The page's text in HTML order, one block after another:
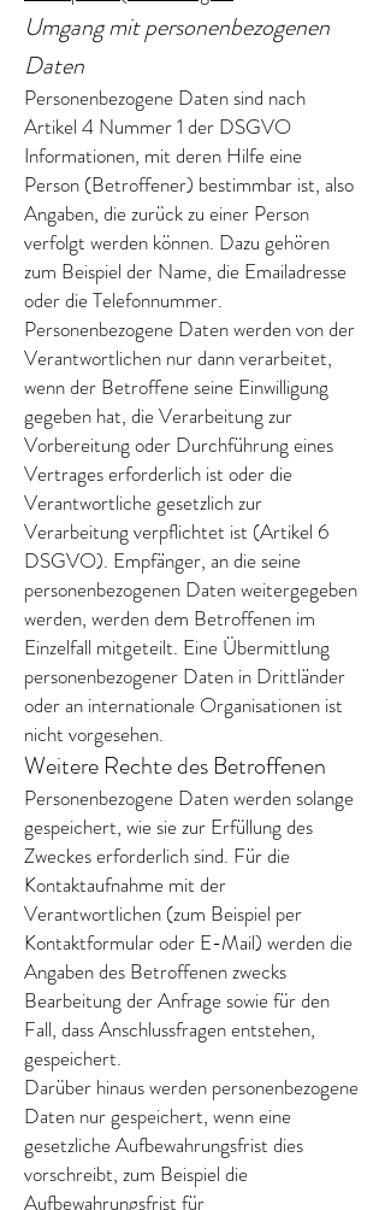
Umgang mit personenbezogenen
Daten
Personenbezogene Daten sind nach
Artikel 4 Nummer 1 der DSGVO
Informationen, mit deren Hilfe eine
Person (Betroffener) bestimmbar ist, also
Angaben, die zurück zu einer Person
verfolgt werden können. Dazu gehören
zum Beispiel der Name, die Emailadresse
oder die Telefonnummer.
Personenbezogene Daten werden von der
Verantwortlichen nur dann verarbeitet,
wenn der Betroffene seine Einwilligung
gegeben hat, die Verarbeitung zur
Vorbereitung oder Durchführung eines
Vertrages erforderlich ist oder die
Verantwortliche gesetzlich zur
Verarbeitung verpflichtet ist (Artikel 6
DSGVO). Empfänger, an die seine
personenbezogenen Daten weitergegeben
werden, werden dem Betroffenen im
Einzelfall mitgeteilt. Eine Übermittlung
personenbezogener Daten in Drittländer
oder an internationale Organisationen ist
nicht vorgesehen.
Weitere Rechte des Betroffenen
Personenbezogene Daten werden solange
gespeichert, wie sie zur Erfüllung des
Zweckes erforderlich sind. Für die
Kontaktaufnahme mit der
Verantwortlichen (zum Beispiel per
Kontaktformular oder E-Mail) werden die
Angaben des Betroffenen zwecks
Bearbeitung der Anfrage sowie für den
Fall, dass Anschlussfragen entstehen,
gespeichert.
Darüber hinaus werden personenbezogene
Daten nur gespeichert, wenn eine
gesetzliche Aufbewahrungsfrist dies
vorschreibt, zum Beispiel die
Aufbewahrungsfrist für